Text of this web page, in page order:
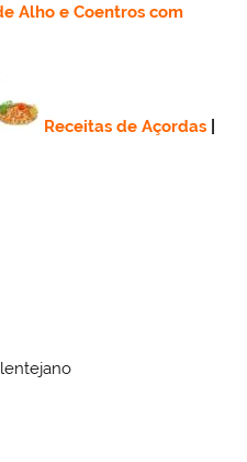
Alho e Coentros com
Receitas de Açordas